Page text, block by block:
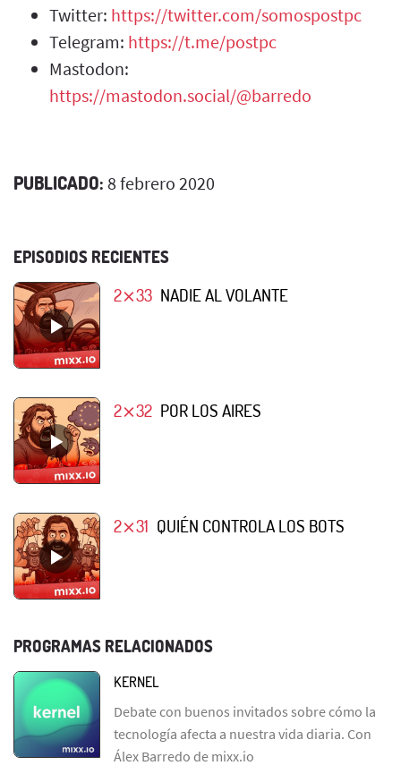
Twitter: https://twitter.com/somospostpc
Telegram: https://t.me/postpc
Mastodon:
https://mastodon.social/@barredo
PUBLICADO: 8 febrero 2020
EPISODIOS RECIENTES
2⨯33 NADIE AL VOLANTE
2⨯32 POR LOS AIRES
2⨯31 QUIÉN CONTROLA LOS BOTS
PROGRAMAS RELACIONADOS
KERNEL
Debate con buenos invitados sobre cómo la
tecnología afecta a nuestra vida diaria. Con
Álex Barredo de mixx.io